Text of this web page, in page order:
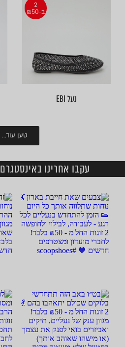
2
ב-₪50
נעל EBI
טען עוד...
עקבו אחרינו באינסטגרם scoopshoes@